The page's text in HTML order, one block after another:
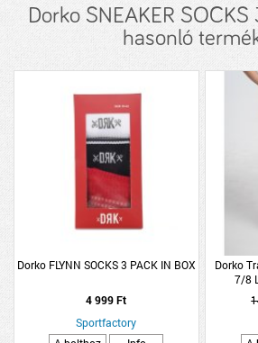
Dorko SNEAKER SOCKS
hasonló
Dorko FLYNN SOCKS 3 PACK IN BOX
4 999 Ft
Sportfactory
Dorko
7/8